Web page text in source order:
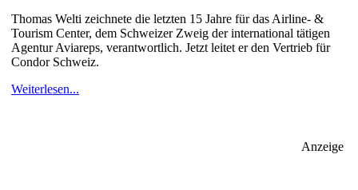
Thomas Welti zeichnete die letzten 15 Jahre für das Airline- &
Tourism Center, dem Schweizer Zweig der international tätigen
Agentur Aviareps, verantwortlich. Jetzt leitet er den Vertrieb für
Condor Schweiz.
Weiterlesen...
Anzeige